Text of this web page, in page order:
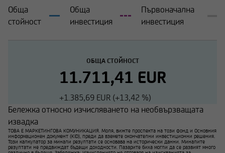
Обща
стойност
Обща
инвестиция
Първоначална
инвестиция
ОБЩА СТОЙНОСТ
11.711,41 EUR
+1.385,69 EUR (+13,42 %)
Бележка относно изчисляването на необвързващата
извадка
ТОВА Е МАРКЕТИНГОВА КОМУНИКАЦИЯ. Моля, вижте проспекта на този фонд и Основния
информационен документ (KID), преди да вземете окончателни инвестиционни решения.
Този калкулатор за минали резултати се основава на исторически данни. Миналите
резултати не предвиждат бъдещи доходности. Пазарите биха могли да се развият много